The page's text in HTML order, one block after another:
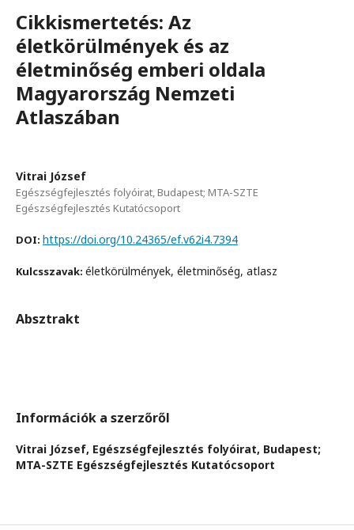
Cikkismertetés: Az
életkörülmények és az
életminőség emberi oldala
Magyarország Nemzeti
Atlaszában
Vitrai József
Egészségfejlesztés folyóirat, Budapest; MTA-SZTE
Egészségfejlesztés Kutatócsoport
DOI: https://doi.org/10.24365/ef.v62i4.7394
Kulcsszavak: életkörülmények, életminőség, atlasz
Absztrakt
Információk a szerzőről
Vitrai József, Egészségfejlesztés folyóirat, Budapest;
MTA-SZTE Egészségfejlesztés Kutatócsoport